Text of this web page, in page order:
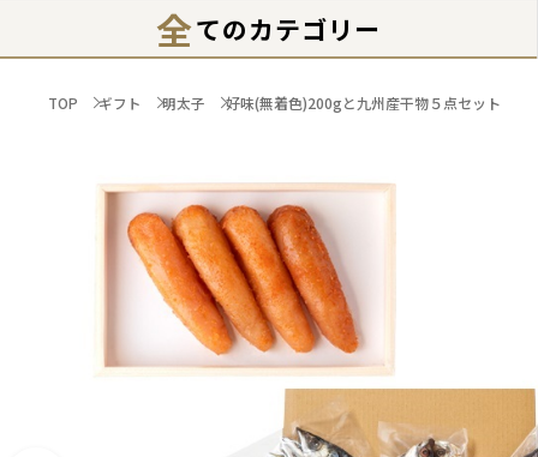
全てのカテゴリー
TOP ギフト 明太子 好味(無着色)200gと九州産干物５点セット